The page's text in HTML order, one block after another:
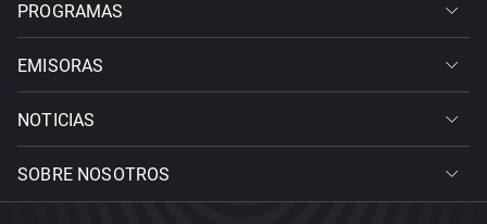
PROGRAMAS
EMISORAS
NOTICIAS
SOBRE NOSOTROS